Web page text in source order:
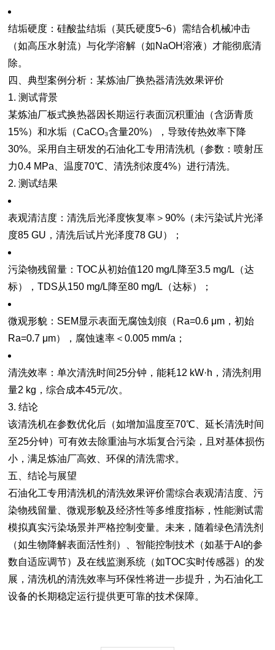
结垢硬度 ：硅酸盐结垢（莫氏硬度5~6）需结合机械冲击
（如高压水射流）与化学溶解（如NaOH溶液）才能彻底清
除。
四、典型案例分析：某炼油厂换热器清洗效果评价
1. 测试背景
某炼油厂板式换热器因长期运行表面沉积重油（含沥青质
15%）和水垢（CaCO₃含量20%），导致传热效率下降
30%。采用自主研发的石油化工专用清洗机（参数：喷射压
力0.4 MPa、温度70℃、清洗剂浓度4%）进行清洗。
2. 测试结果
表观清洁度 ：清洗后光泽度恢复率＞90%（未污染试片光泽
度85 GU，清洗后试片光泽度78 GU）；
污染物残留量 ：TOC从初始值120 mg/L降至3.5 mg/L（达
标），TDS从150 mg/L降至80 mg/L（达标）；
微观形貌 ：SEM显示表面无腐蚀划痕（Ra=0.6 μm，初始
Ra=0.7 μm），腐蚀速率＜0.005 mm/a；
清洗效率 ：单次清洗时间25分钟，能耗12 kW·h，清洗剂用
量2 kg，综合成本45元/次。
3. 结论
该清洗机在参数优化后（如增加温度至70℃、延长清洗时间
至25分钟）可有效去除重油与水垢复合污染，且对基体损伤
小，满足炼油厂高效、环保的清洗需求。
五、结论与展望
石油化工专用清洗机的清洗效果评价需综合表观清洁度、污
染物残留量、微观形貌及经济性等多维度指标，性能测试需
模拟真实污染场景并严格控制变量。未来，随着绿色清洗剂
（如生物降解表面活性剂）、智能控制技术（如基于AI的参
数自适应调节）及在线监测系统（如TOC实时传感器）的发
展，清洗机的清洗效率与环保性将进一步提升，为石油化工
设备的长期稳定运行提供更可靠的技术保障。